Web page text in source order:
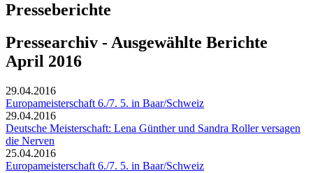
Presseberichte
Pressearchiv - Ausgewählte Berichte
April 2016
29.04.2016
Europameisterschaft 6./7. 5. in Baar/Schweiz
29.04.2016
Deutsche Meisterschaft: Lena Günther und Sandra Roller versagen
die Nerven
25.04.2016
Europameisterschaft 6./7. 5. in Baar/Schweiz